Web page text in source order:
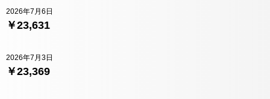
￥23,631
2026年7月6日
￥23,369
2026年7月3日